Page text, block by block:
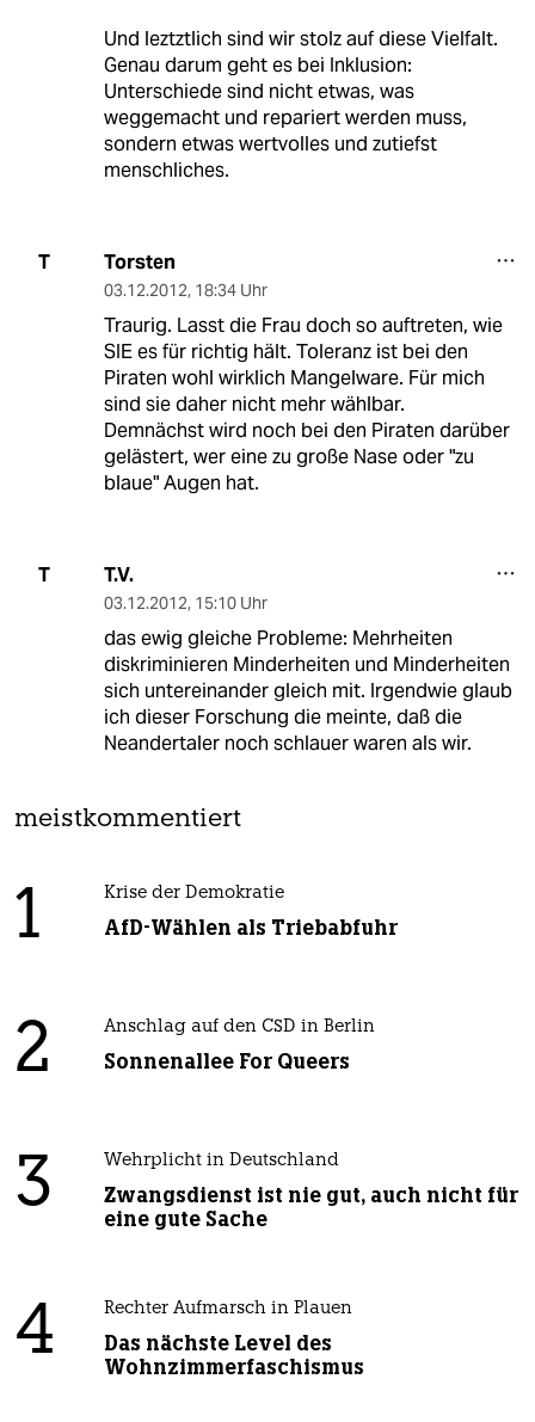
Und leztztlich sind wir stolz auf diese Vielfalt.
Genau darum geht es bei Inklusion:
Unterschiede sind nicht etwas, was
weggemacht und repariert werden muss,
sondern etwas wertvolles und zutiefst
menschliches.
T Torsten
03.12.2012, 18:34 Uhr
Traurig. Lasst die Frau doch so auftreten, wie
SIE es für richtig hält. Toleranz ist bei den
Piraten wohl wirklich Mangelware. Für mich
sind sie daher nicht mehr wählbar.
Demnächst wird noch bei den Piraten darüber
gelästert, wer eine zu große Nase oder "zu
blaue" Augen hat.
T T.V.
03.12.2012, 15:10 Uhr
das ewig gleiche Probleme: Mehrheiten
diskriminieren Minderheiten und Minderheiten
sich untereinander gleich mit. Irgendwie glaub
ich dieser Forschung die meinte, daß die
Neandertaler noch schlauer waren als wir.
meistkommentiert
1 Krise der Demokratie
AfD-Wählen als Triebabfuhr
2 Anschlag auf den CSD in Berlin
Sonnenallee For Queers
3 Wehrplicht in Deutschland
Zwangsdienst ist nie gut, auch nicht für
eine gute Sache
4 Rechter Aufmarsch in Plauen
Das nächste Level des
Wohnzimmerfaschismus